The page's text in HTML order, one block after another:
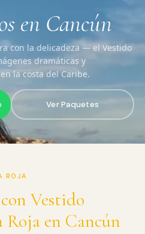
en Cancún
con la delicadeza — el Vestido
dramáticas y
la costa del Caribe.
Ver Paquetes
ROJA
Vestido
Roja en Cancún